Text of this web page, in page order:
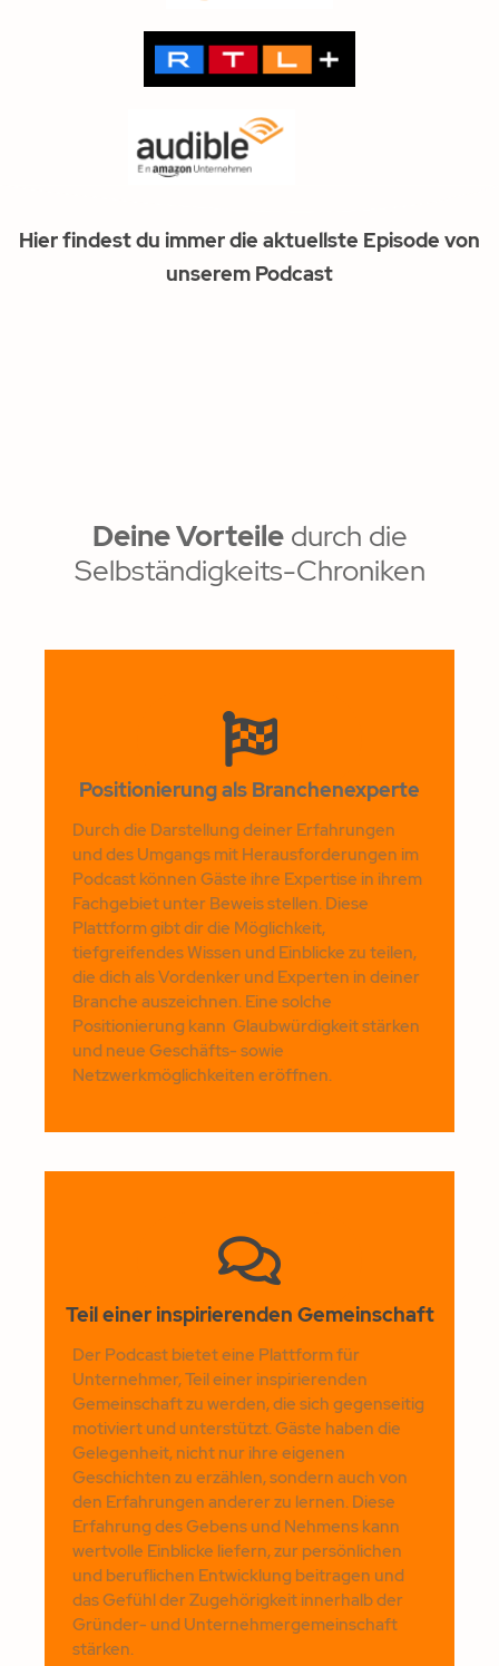
Hier findest du immer die aktuellste Episode von
unserem Podcast
Deine Vorteiledurch die
Selbständigkeits-Chroniken
Positionierung als Branchenexperte
Durch die Darstellung deiner Erfahrungen
und des Umgangs mit Herausforderungen im
Podcast können Gäste ihre Expertise in ihrem
Fachgebiet unter Beweis stellen. Diese
Plattform gibt dir die Möglichkeit,
tiefgreifendes Wissen und Einblicke zu teilen,
die dich als Vordenker und Experten in deiner
Branche auszeichnen. Eine solche
Positionierung kann Glaubwürdigkeit stärken
und neue Geschäfts- sowie
Netzwerkmöglichkeiten eröffnen.
Teil einer inspirierenden Gemeinschaft
Der Podcast bietet eine Plattform für
Unternehmer, Teil einer inspirierenden
Gemeinschaft zu werden, die sich gegenseitig
motiviert und unterstützt. Gäste haben die
Gelegenheit, nicht nur ihre eigenen
Geschichten zu erzählen, sondern auch von
den Erfahrungen anderer zu lernen. Diese
Erfahrung des Gebens und Nehmens kann
wertvolle Einblicke liefern, zur persönlichen
und beruflichen Entwicklung beitragen und
das Gefühl der Zugehörigkeit innerhalb der
Gründer- und Unternehmergemeinschaft
stärken.